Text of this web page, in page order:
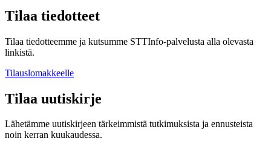
Tilaa tiedotteet
Tilaa tiedotteemme ja kutsumme STTInfo-palvelusta alla olevasta
linkistä.
Tilauslomakkeelle
Tilaa uutiskirje
Lähetämme uutiskirjeen tärkeimmistä tutkimuksista ja ennusteista
noin kerran kuukaudessa.